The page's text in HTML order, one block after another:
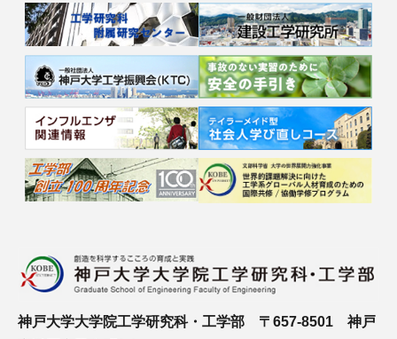
神戸大学大学院工学研究科・工学部 〒657-8501 神戸